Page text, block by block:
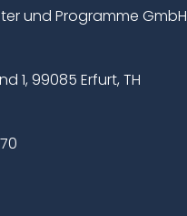
und Programme GmbH
1, 99085 Erfurt, TH